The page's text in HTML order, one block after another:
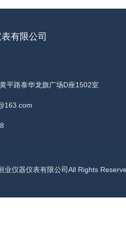
有限公司
平路泰华龙旗广场D座1502室
业仪器仪表有限公司All Rights